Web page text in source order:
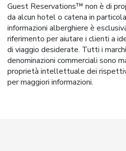
Guest Reservations™ non è di
da alcun hotel o catena in
informazioni alberghiere è
riferimento per aiutare i clienti a
di viaggio desiderate. Tutti i
denominazioni commerciali sono
proprietà intellettuale dei
per maggiori informazioni.